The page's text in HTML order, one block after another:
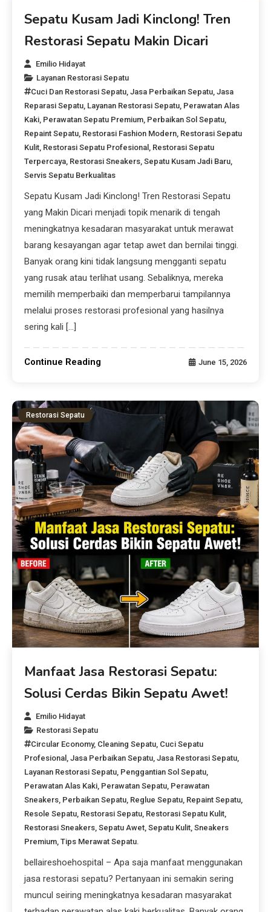
Sepatu Kusam Jadi Kinclong! Tren
Restorasi Sepatu Makin Dicari
Emilio Hidayat
Layanan Restorasi Sepatu
Cuci Dan Restorasi Sepatu,Jasa Perbaikan Sepatu,Jasa
Reparasi Sepatu, Layanan Restorasi Sepatu, Perawatan Alas
Kaki, Perawatan Sepatu Premium, Perbaikan Sol Sepatu,
Repaint Sepatu, Restorasi Fashion Modern, Restorasi Sepatu
Kulit, Restorasi Sepatu Profesional , Restorasi Sepatu
Terpercaya, Restorasi Sneakers,Sepatu Kusam Jadi Baru,
Servis Sepatu Berkualitas
Sepatu Kusam Jadi Kinclong! Tren Restorasi Sepatu
yang Makin Dicari menjadi topik menarik di tengah
meningkatnya kesadaran masyarakat untuk merawat
barang kesayangan agar tetap awet dan bernilai tinggi.
Banyak orang kini tidak langsung mengganti sepatu
yang rusak atau terlihat usang. Sebaliknya, mereka
memilih memperbaiki dan memperbarui tampilannya
melalui proses restorasi profesional yang hasilnya
sering kali […]
Continue Reading June 15, 2026
Restorasi Sepatu
Manfaat Jasa Restorasi Sepatu:
Solusi Cerdas Bikin Sepatu Awet!
Emilio Hidayat
Restorasi Sepatu
Circular Economy, Cleaning Sepatu Cuci Sepatu
Profesional ,Jasa Perbaikan Sepatu ,Jasa Restorasi Sepatu
Layanan Restorasi Sepatu Penggantian Sol Sepatu
Perawatan Alas Kaki Perawatan Sepatu Perawatan
Sneakers Perbaikan Sepatu Reglue Sepatu Repaint Sepatu
Resole Sepatu Restorasi Sepatu Restorasi Sepatu Kulit
Restorasi Sneakers ,Sepatu Awet ,Sepatu Kulit ,Sneakers
Premium ,Tips Merawat Sepatu.
bellaireshoehospital – Apa saja manfaat menggunakan
jasa restorasi sepatu? Pertanyaan ini semakin sering
muncul seiring meningkatnya kesadaran masyarakat